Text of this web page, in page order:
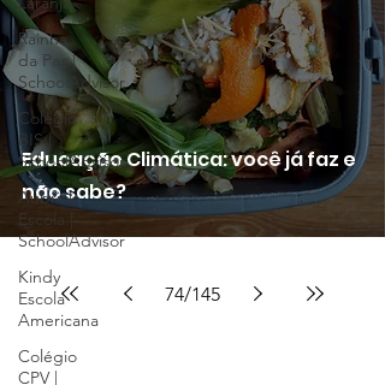
Rainha
da Paz |
SchoolAdvisor
Colégio
BIS |
SchoolAdvisor
Aubrick
Escola |
SchoolAdvisor
Kindy
Escola
Americana
Colégio
CPV |
Educação Climática: você já faz e
não sabe?
74/145